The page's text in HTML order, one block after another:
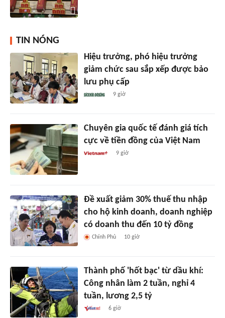
TIN NÓNG
Hiệu trưởng, phó hiệu trưởng
giảm chức sau sắp xếp được bảo
lưu phụ cấp
9 giờ
Chuyên gia quốc tế đánh giá tích
cực về tiền đồng của Việt Nam
9 giờ
Đề xuất giảm 30% thuế thu nhập
cho hộ kinh doanh, doanh nghiệp
có doanh thu đến 10 tỷ đồng
Chính Phủ 10 giờ
Thành phố 'hốt bạc' từ dầu khí:
Công nhân làm 2 tuần, nghỉ 4
tuần, lương 2,5 tỷ
6 giờ